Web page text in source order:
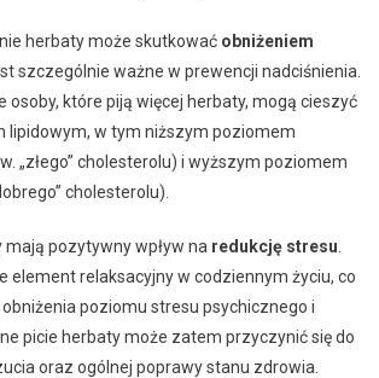
herbaty może skutkować obniżeniem
szczególnie ważne w prewencji nadciśnienia.
osoby, które piją więcej herbaty, mogą cieszyć
lipidowym, w tym niższym poziomem
„złego” cholesterolu) i wyższym poziomem
cholesterolu).
pozytywny wpływ na redukcję stresu
element relaksacyjny w codziennym życiu, co
poziomu stresu psychicznego i
picie herbaty może zatem przyczynić się do
oraz ogólnej poprawy stanu zdrowia.